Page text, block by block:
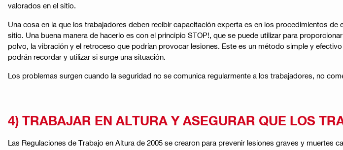
valorados en el sitio.
Una cosa en la que los trabajadores deben recibir capacitación experta es en los procedimientos
sitio. Una buena manera de hacerlo es con el principio STOP!, que se puede utilizar para
polvo, la vibración y el retroceso que podrían provocar lesiones. Este es un método simple y
podrán recordar y utilizar si surge una situación.
Los problemas surgen cuando la seguridad no se comunica regularmente a los trabajadores, no
4) TRABAJAR EN ALTURA Y ASEGURAR QUE LOS
Las Regulaciones de Trabajo en Altura de 2005 se crearon para prevenir lesiones graves y